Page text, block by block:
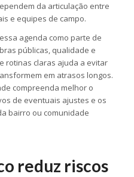
da articulação entre
e equipes de campo.
agenda como parte de
públicas, qualidade e
rotinas claras ajuda a evitar
em atrasos longos.
compreenda melhor o
de eventuais ajustes e os
bairro ou comunidade
reduz riscos